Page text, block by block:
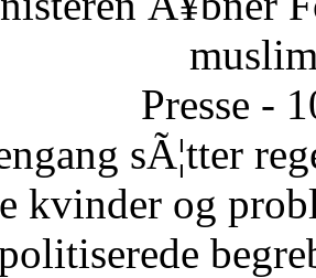
Presse -
sÃ¦tter
kvinder og